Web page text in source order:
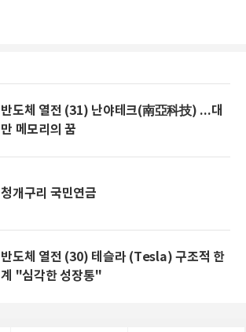
반도체 열전 (31) 난야테크(南亞科技) ...대
만 메모리의 꿈
청개구리 국민연금
반도체 열전 (30) 테슬라 (Tesla) 구조적 한
계 "심각한 성장통"